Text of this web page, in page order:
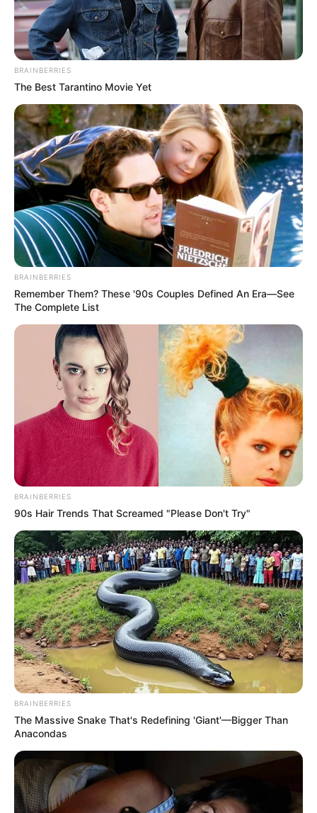
MEDVI
Feeling Tired? Here's The Trick To Perform Better
MEDVI
Men, You Don't Need Viagra If You Do This Once A
Day
Men 45+ Are Trying This To Perform Better
MEDVI
BRAINBERRIES
The Best Tarantino Movie Yet
BRAINBERRIES
Remember Them? These '90s Couples Defined An Era—See
The Complete List
BRAINBERRIES
90s Hair Trends That Screamed "Please Don't Try"
BRAINBERRIES
The Massive Snake That's Redefining 'Giant'—Bigger Than
Anacondas